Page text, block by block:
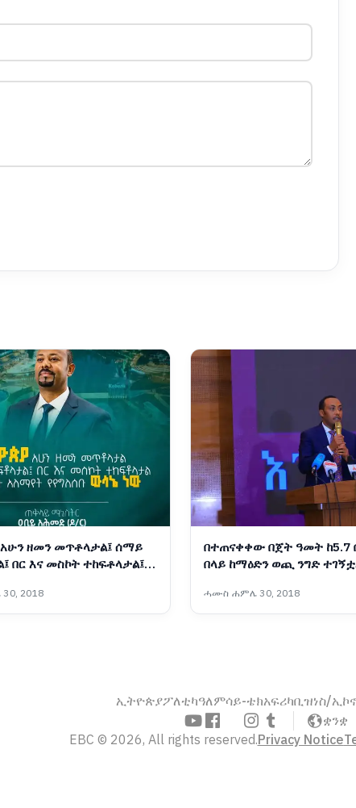
ዘመን መጥቶላታል፤ ሰማይ
በር እና መስኮት ተከፍቶላታል፤
2018
በተጠናቀቀው በጀት ዓመት ከ5.7
በላይ ከማዕድን ወጪ ንግድ
ሓሙስ ሐምሌ 30, 2018
ኢትዮጵያፖለቲካዓለምሳይ-ቴክአፍሪካቢዝነስ/
ቋንቋ
EBC © 2026, All rights reserved.Privacy Notice